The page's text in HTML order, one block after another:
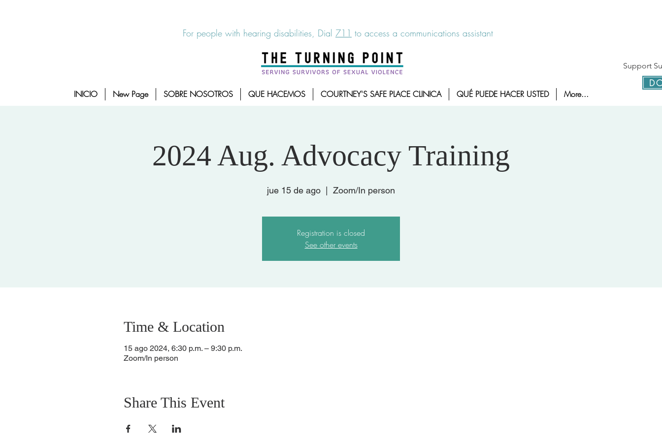
For people with hearing disabilities, Dial 711 to access a communications assistant
Support
INICIO New Page SOBRE NOSOTROS QUE HACEMOS COURTNEY'S SAFE PLACE CLINICA QUÉ PUEDE HACER USTED More...
2024 Aug. Advocacy Training
jue 15 de ago Zoom/In person
Registration is closed
See other events
Time & Location
15 ago 2024, 6:30 p.m. – 9:30 p.m.
Zoom/In person
Share This Event